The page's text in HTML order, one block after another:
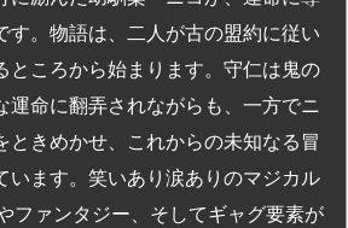
す。物語は、二人が古の盟約に従い
ところから始まります。守仁は鬼の
運命に翻弄されながらも、一方でニ
ときめかせ、これからの未知なる冒
います。笑いあり涙ありのマジカル
ファンタジー、そしてギャグ要素が